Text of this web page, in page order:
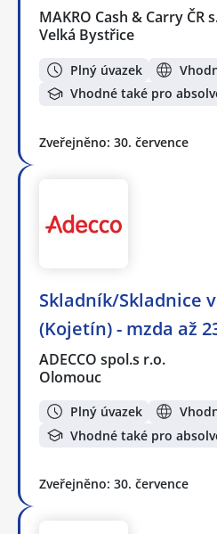
MAKRO Cash & Carry ČR
Velká Bystřice
Plný úvazek
Vhodné také pro
Zveřejněno: 30. července
Skladník/Skladnice
(Kojetín) - mzda až
ADECCO spol.s r.o.
Olomouc
Plný úvazek
Vhodné také pro
Zveřejněno: 30. července